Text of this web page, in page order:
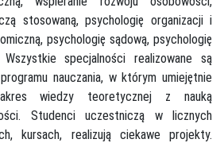
stosowaną, psychologię organizacji i
psychologię sądową, psychologię
specjalności realizowane są
nauczania, w którym umiejętnie
wiedzy teoretycznej z nauką
Studenci uczestniczą w licznych
kursach, realizują ciekawe projekty.